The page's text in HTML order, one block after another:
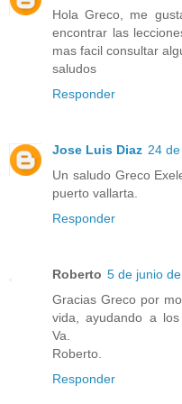
Hola Greco, me
encontrar las
mas facil consultar
saludos
Responder
Jose Luis Diaz 24
Un saludo Greco
puerto vallarta.
Responder
Roberto 5 de junio
Gracias Greco por
vida, ayudando a
Va.
Roberto.
Responder